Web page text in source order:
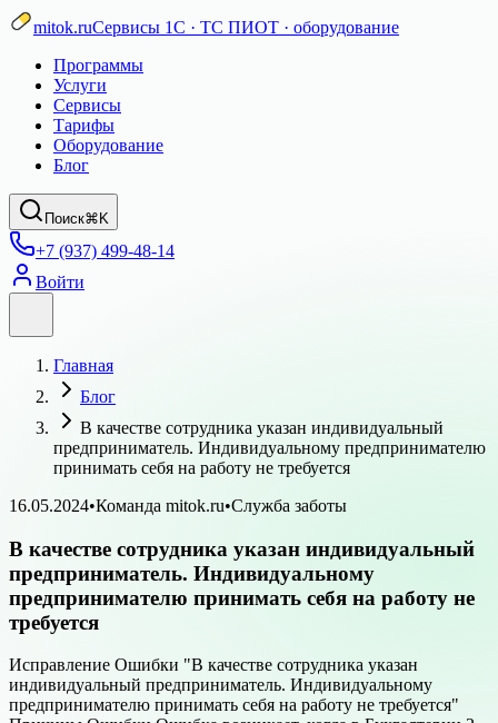
mitok.ruСервисы 1С · ТС ПИОТ · оборудование
Программы
Услуги
Сервисы
Тарифы
Оборудование
Блог
Поиск⌘K
+7 (937) 499-48-14
Войти
Главная
Блог
В качестве сотрудника указан индивидуальный
предприниматель. Индивидуальному предпринимателю
принимать себя на работу не требуется
16.05.2024•Команда mitok.ru•Служба заботы
В качестве сотрудника указан индивидуальный
предприниматель. Индивидуальному
предпринимателю принимать себя на работу не
требуется
Исправление Ошибки "В качестве сотрудника указан
индивидуальный предприниматель. Индивидуальному
предпринимателю принимать себя на работу не требуется"